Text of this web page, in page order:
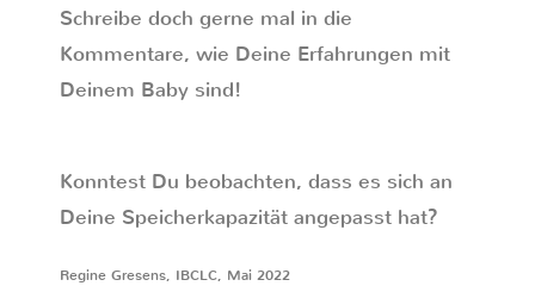
Schreibe doch gerne mal in die
Kommentare, wie Deine Erfahrungen mit
Deinem Baby sind!
Konntest Du beobachten, dass es sich an
Deine Speicherkapazität angepasst hat?
Regine Gresens, IBCLC, Mai 2022